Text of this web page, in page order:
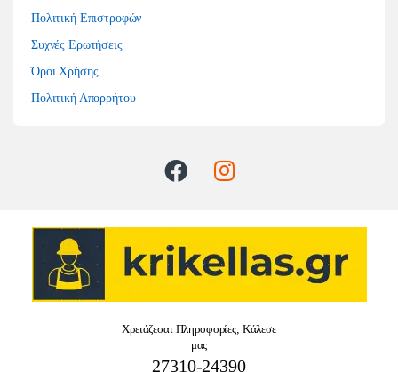
Πολιτική Επιστροφών
Συχνές Ερωτήσεις
Όροι Χρήσης
Πολιτική Απορρήτου
Χρειάζεσαι Πληροφορίες; Κάλεσε
μας
27310-24390